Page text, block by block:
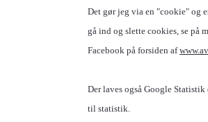
Det gør jeg via en "cookie" og
gå ind og slette cookies, se på
Facebook på forsiden af
Der laves også Google
til statistik.